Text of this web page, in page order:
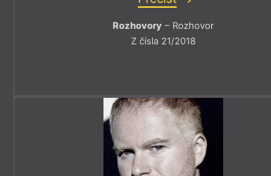
Rozhovory– Rozhovor
Z čísla 21/2018